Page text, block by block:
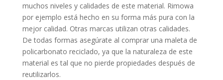
muchos niveles y calidades de este material. Rimowa
por ejemplo está hecho en su forma más pura con la
mejor calidad. Otras marcas utilizan otras calidades.
De todas formas asegúrate al comprar una maleta de
policarbonato reciclado, ya que la naturaleza de este
material es tal que no pierde propiedades después de
reutilizarlos.